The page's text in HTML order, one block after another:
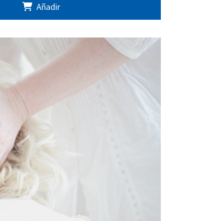
Añadir